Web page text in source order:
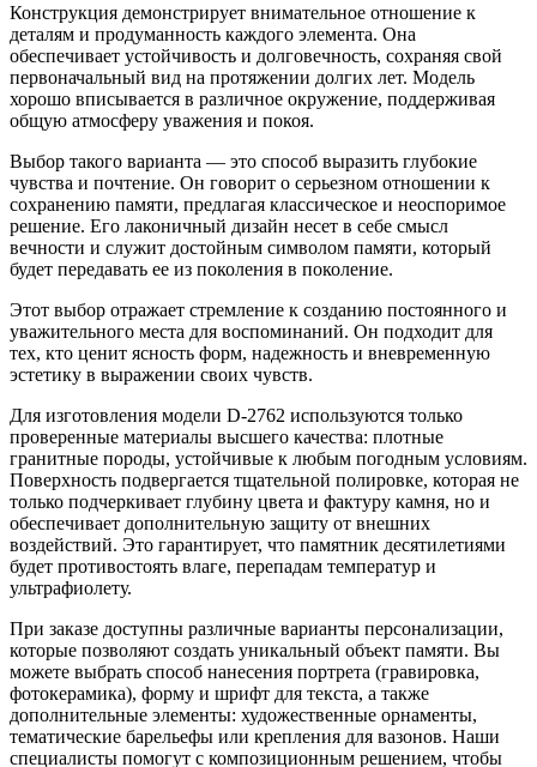
Конструкция демонстрирует внимательное отношение к
деталям и продуманность каждого элемента. Она
обеспечивает устойчивость и долговечность, сохраняя свой
первоначальный вид на протяжении долгих лет. Модель
хорошо вписывается в различное окружение, поддерживая
общую атмосферу уважения и покоя.
Выбор такого варианта — это способ выразить глубокие
чувства и почтение. Он говорит о серьезном отношении к
сохранению памяти, предлагая классическое и неоспоримое
решение. Его лаконичный дизайн несет в себе смысл
вечности и служит достойным символом памяти, который
будет передавать ее из поколения в поколение.
Этот выбор отражает стремление к созданию постоянного и
уважительного места для воспоминаний. Он подходит для
тех, кто ценит ясность форм, надежность и вневременную
эстетику в выражении своих чувств.
Для изготовления модели D-2762 используются только
проверенные материалы высшего качества: плотные
гранитные породы, устойчивые к любым погодным условиям.
Поверхность подвергается тщательной полировке, которая не
только подчеркивает глубину цвета и фактуру камня, но и
обеспечивает дополнительную защиту от внешних
воздействий. Это гарантирует, что памятник десятилетиями
будет противостоять влаге, перепадам температур и
ультрафиолету.
При заказе доступны различные варианты персонализации,
которые позволяют создать уникальный объект памяти. Вы
можете выбрать способ нанесения портрета (гравировка,
фотокерамика), форму и шрифт для текста, а также
дополнительные элементы: художественные орнаменты,
тематические барельефы или крепления для вазонов. Наши
специалисты помогут с композиционным решением, чтобы